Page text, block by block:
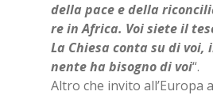
del­la pace e del­la
re in Afri­ca. Voi sie­te il
La Chie­sa con­ta su di
nen­te ha bi­so­gno di voi“.
Al­tro che in­vi­to al­l’Eu­ro­pa